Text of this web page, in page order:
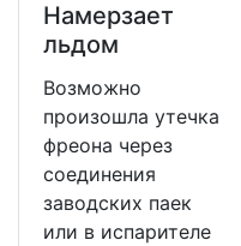
Намерзает
льдом
Возможно
произошла утечка
фреона через
соединения
заводских паек
или в испарителе